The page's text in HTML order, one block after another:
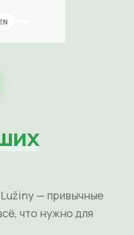
— привычные
что нужно для